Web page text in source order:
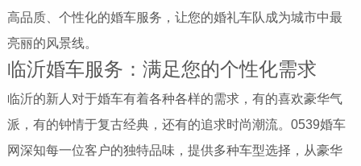
高品质、个性化的婚车服务，让您的婚礼车队成为城市中最
亮丽的风景线。
临沂婚车服务：满足您的个性化需求
临沂的新人对于婚车有着各种各样的需求，有的喜欢豪华气
派，有的钟情于复古经典，还有的追求时尚潮流。0539婚车
网深知每一位客户的独特品味，提供多种车型选择，从豪华